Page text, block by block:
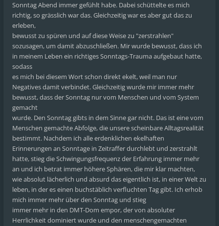
Sonntag Abend immer gefühlt habe. Dabei schüttelte es mich
richtig, so grässlich war das. Gleichzeitig war es aber gut das zu
erleben,
bewusst zu spüren und auf diese Weise zu "zerstrahlen"
sozusagen, um damit abzuschließen. Mir wurde bewusst, dass ich
in meinem Leben ein richtiges Sonntags-Trauma aufgebaut hatte,
sodass
es mich bei diesem Wort schon direkt ekelt, weil man nur
Negatives damit verbindet. Gleichzeitig wurde mir immer mehr
bewusst, dass der Sonntag nur vom Menschen und vom System
gemacht
wurde. Den Sonntag gibts in dem Sinne gar nicht. Das ist eine vom
Menschen gemachte Abfolge, die unsere scheinbare Alltagsrealität
bestimmt. Nachdem ich alle erdenklichen ekelhaften
Erinnerungen an Sonntage in Zeitraffer durchlebt und zerstrahlt
hatte, stieg die Schwingungsfrequenz der Erfahrung immer mehr
an und ich betrat immer höhere Sphären, die mir klar machten,
wie absolut lächerlich und absurd das eigentlich ist, in einer Welt zu
leben, in der es einen buchstäblich verfluchten Tag gibt. Ich erhob
mich immer mehr über den Sonntag und stieg
immer mehr in den DMT-Dom empor, der von absoluter
Herrlichkeit dominiert wurde und den menschengemachten